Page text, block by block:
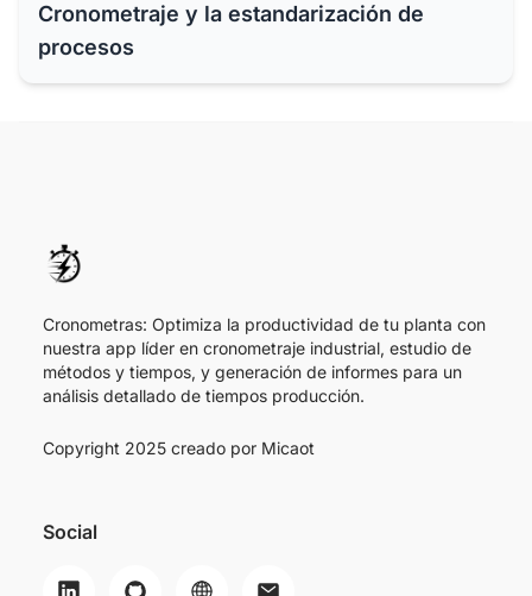
Cronometraje y la estandarización de
procesos
Cronometras: Optimiza la productividad de tu planta con
nuestra app líder en cronometraje industrial, estudio de
métodos y tiempos, y generación de informes para un
análisis detallado de tiempos producción.
Copyright 2025 creado por Micaot
Social